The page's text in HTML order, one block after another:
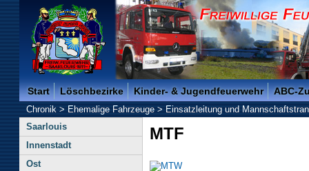
Freiwillige Feuerwehr der Kreisstadt Saarlouis -
Start Löschbezirke Kinder- & Jugendfeuerwehr ABC-
Chronik>Ehemalige Fahrzeuge>Einsatzleitung und
Saarlouis
Innenstadt
Ost
MTF